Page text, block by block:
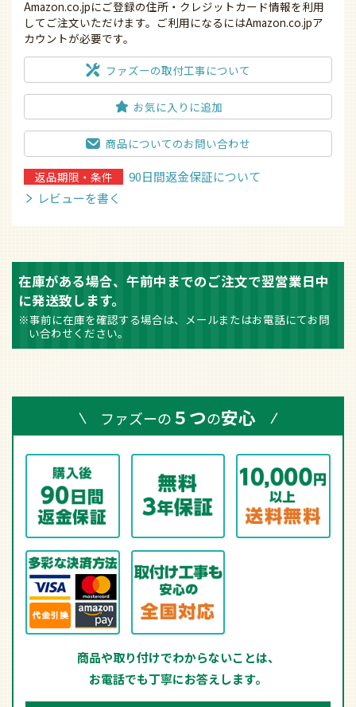
Amazon.co.jpにご登録の住所・クレジットカード情報を利用
してご注文いただけます。ご利用になるにはAmazon.co.jpア
カウントが必要です。
ファズーの取付工事について
お気に入りに追加
商品についてのお問い合わせ
返品期限・条件
90日間返金保証について
レビューを書く
在庫がある場合、午前中までのご注文で翌営業日中
に発送致します。
※事前に在庫を確認する場合は、メールまたはお電話にてお問
い合わせください。
ファズーの５つの安心
商品や取り付けでわからないことは、
お電話でも丁寧にお答えします。